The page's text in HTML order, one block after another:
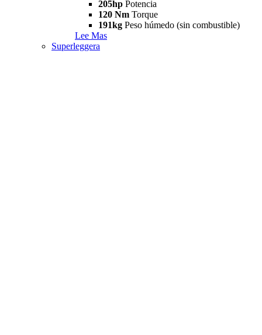
205hp Potencia
120 Nm Torque
191kg Peso húmedo (sin combustible)
Lee Mas
Superleggera